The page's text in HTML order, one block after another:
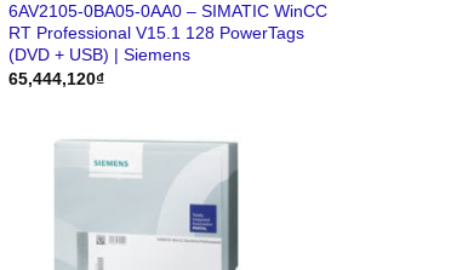
6AV2105-0BA05-0AA0 – SIMATIC WinCC
RT Professional V15.1 128 PowerTags
(DVD + USB) | Siemens
65,444,120₫